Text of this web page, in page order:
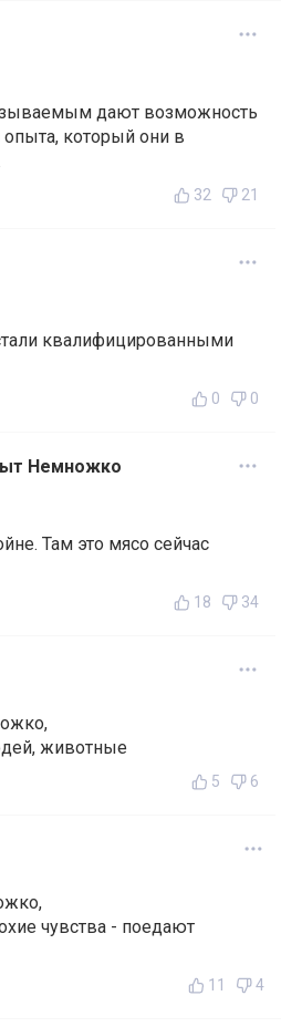
дают возможность
опыта, который они в
32 21
квалифицированными
0 0
Немножко
Там это мясо сейчас
18 34
животные
5 6
чувства - поедают
11 4